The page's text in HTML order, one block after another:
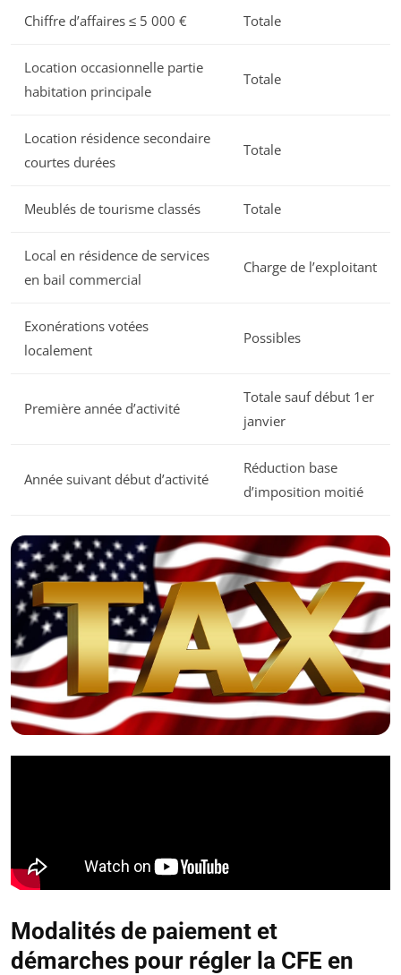
Chiffre d’affaires ≤ 5 000 € Totale
Location occasionnelle partie
habitation principale
Totale
Location résidence secondaire
courtes durées
Totale
Meublés de tourisme classés Totale
Local en résidence de services
en bail commercial
Charge de l’exploitant
Exonérations votées
localement
Possibles
Première année d’activité
Totale sauf début 1er
janvier
Année suivant début d’activité
Réduction base
d’imposition moitié
Modalités de paiement et
démarches pour régler la CFE en